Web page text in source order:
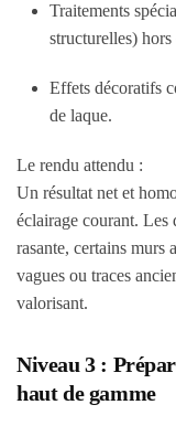
Traitements
structurelles)
Effets décoratifs
de laque.
Le rendu attendu :
Un résultat net et
éclairage courant. Les
rasante, certains murs
vagues ou traces
valorisant.
Niveau 3 :
haut de gamme